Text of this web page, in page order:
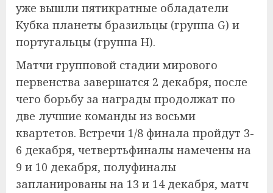
уже вышли пятикратные обладатели
Кубка планеты бразильцы (группа G) и
португальцы (группа Н).
Матчи групповой стадии мирового
первенства завершатся 2 декабря, после
чего борьбу за награды продолжат по
две лучшие команды из восьми
квартетов. Встречи 1/8 финала пройдут 3-
6 декабря, четвертьфиналы намечены на
9 и 10 декабря, полуфиналы
запланированы на 13 и 14 декабря, матч